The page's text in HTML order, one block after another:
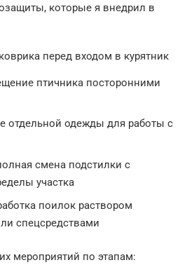
которые я внедрил в
перед входом в курятник
птичника посторонними
отдельной одежды для работы с
смена подстилки с
участка
поилок раствором
спецсредствами
мероприятий по этапам: